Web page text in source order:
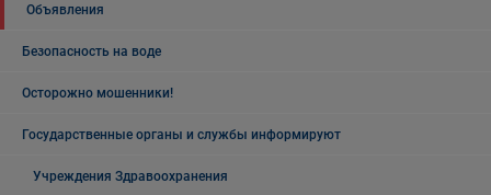
Объявления
Безопасность на воде
Осторожно мошенники!
Государственные органы и службы информируют
Учреждения Здравоохранения